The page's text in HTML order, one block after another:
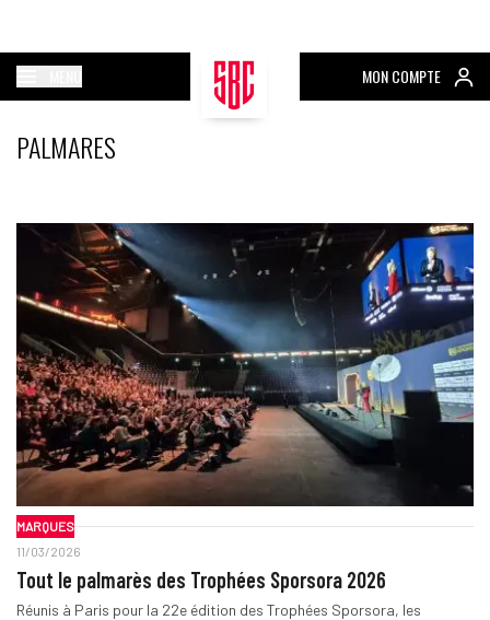
MON COMPTE
PALMARES
MARQUES
11/03/2026
Tout le palmarès des Trophées Sporsora 2026
Réunis à Paris pour la 22e édition des Trophées Sporsora, les